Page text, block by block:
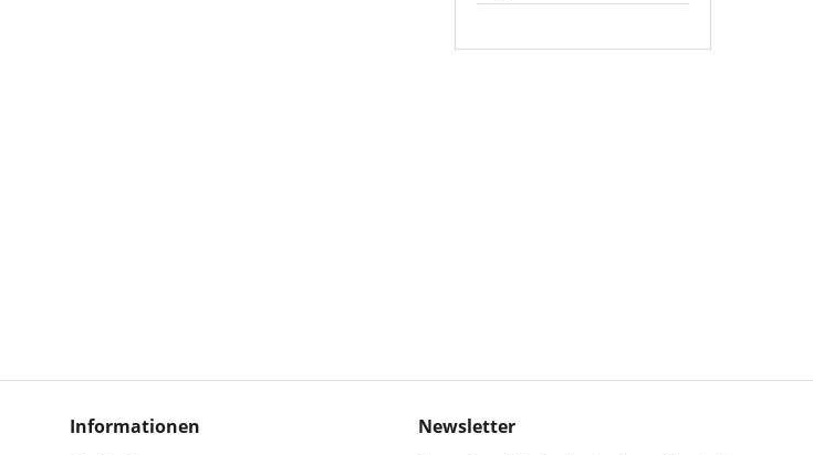
Informationen Newsletter